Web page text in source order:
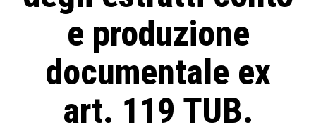
e produzione
documentale ex
art. 119 TUB.